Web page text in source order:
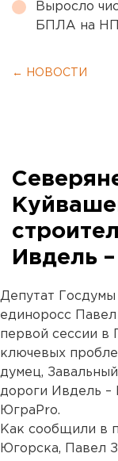
Выросло
БПЛА на
← НОВОСТИ
Ивдель
Депутат
единоросс
первой сессии в
ключевых
думец,
дороги Ивдель –
ЮграPro.
Как сообщили в
Югорска, Павел